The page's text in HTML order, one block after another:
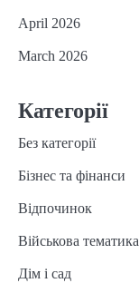
April 2026
March 2026
Категорії
Без категорії
Бізнес та фінанси
Відпочинок
Військова тематика
Дім і сад